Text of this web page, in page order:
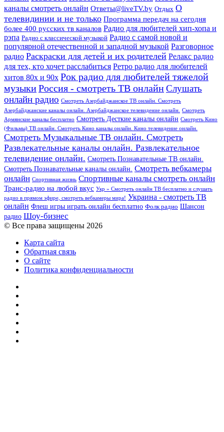
каналы смотреть онлайн Ответы@liveTV.by Отдых О
телевидинии и не только Программа передач на сегодня
более 400 русских тв каналов Радио для любителей хип-хопа и
рэпа Радио с классической музыкой Радио с самой новой и
популярной отечественной и западной музыкой Разговорное
радио Раскраски для детей и их родителей Релакс радио
для тех, кто хочет расслабиться Ретро радио для любителей
хитов 80х и 90х Рок радио для любителей тяжелой
музыкиРоссия - смотреть ТВ онлайнСлушать
онлайн радио Смотреть Азербайджанское ТВ онлайн. Смотреть
Азербайджанские каналы онлайн. Азербайджанское телевидение онлайн.
Смотреть
Армянские каналы бесплатно Смотреть Десткие каналы онлайн Смотреть Кино
(Фильмы) ТВ онлайн. Смотреть Кино каналы онлайн. Кино телевидение онлайн.
Смотреть Музыкальные ТВ онлайн. Смотреть
Развлекательные каналы онлайн. Развлекательное
телевидение онлайн. Смотреть Познавательные ТВ онлайн.
Смотреть Познавательные каналы онлайн. Смотреть вебкамеры
онлайн Спортивная жизнь Спортивные каналы смотреть онлайн
Транс-радио на любой вкус Укр » Смотреть онлайн ТВ бесплатно и слушать
радио в прямом эфире, смотреть вебкамеры мира! Украина - смотреть ТВ
онлайн Флеш игры играть онлайн бесплатно Фолк радио Шансон
радио Шоу-бизнес
© Все права защищены 2026
Карта сайта
Обратная связь
О сайте
Политика конфиденциальности